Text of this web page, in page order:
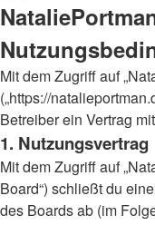
Mit dem Zugriff auf
(„https://
Betreiber ein Vertrag
1. Nutzungsvertrag
Mit dem Zugriff auf
Board“) schließt du
des Boards ab (im